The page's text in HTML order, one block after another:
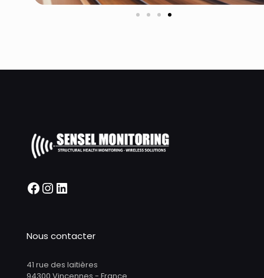
Nous contacter
41 rue des laitières
94300 Vincennes - France